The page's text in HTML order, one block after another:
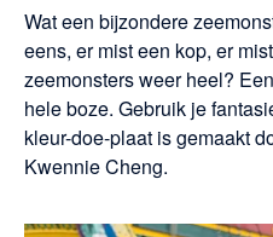
Wat een bijzondere
eens, er mist een kop, er
zeemonsters weer heel?
hele boze. Gebruik je
kleur-doe-plaat is gemaakt
Kwennie Cheng.